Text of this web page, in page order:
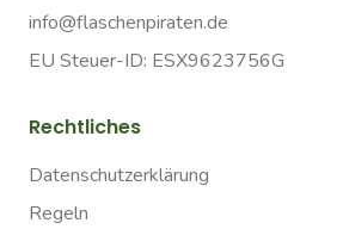
info@flaschenpiraten.de
EU Steuer-ID: ESX9623756G
Rechtliches
Datenschutzerklärung
Regeln